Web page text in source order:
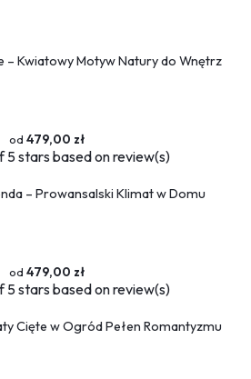
– Kwiatowy Motyw Natury do Wnętrz
479,00 zł
5 stars based onreview(s)
– Prowansalski Klimat w Domu
479,00 zł
5 stars based onreview(s)
Cięte w Ogród Pełen Romantyzmu